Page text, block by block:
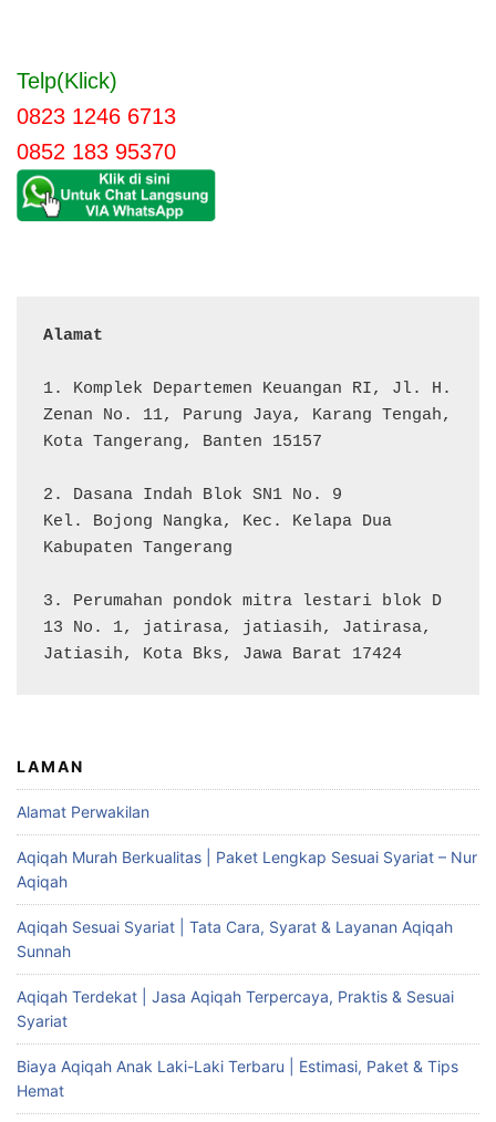
Telp(Klick)
0823 1246 6713
0852 183 95370
Alamat
1. Komplek Departemen Keuangan RI, Jl. H.
Zenan No. 11, Parung Jaya, Karang Tengah,
Kota Tangerang, Banten 15157
2. Dasana Indah Blok SN1 No. 9
Kel. Bojong Nangka, Kec. Kelapa Dua
Kabupaten Tangerang
3. Perumahan pondok mitra lestari blok D
13 No. 1, jatirasa, jatiasih, Jatirasa,
Jatiasih, Kota Bks, Jawa Barat 17424
LAMAN
Alamat Perwakilan
Aqiqah Murah Berkualitas | Paket Lengkap Sesuai Syariat – Nur
Aqiqah
Aqiqah Sesuai Syariat | Tata Cara, Syarat & Layanan Aqiqah
Sunnah
Aqiqah Terdekat | Jasa Aqiqah Terpercaya, Praktis & Sesuai
Syariat
Biaya Aqiqah Anak Laki-Laki Terbaru | Estimasi, Paket & Tips
Hemat